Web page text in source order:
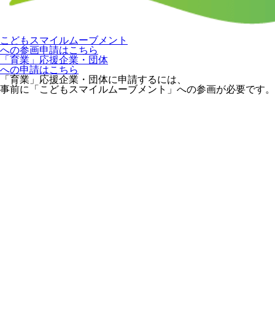
こどもスマイルムーブメント
への参画申請はこちら
「育業」応援企業・団体
への申請はこちら
「育業」応援企業・団体に申請するには、
事前に「こどもスマイルムーブメント」への参画が必要です。